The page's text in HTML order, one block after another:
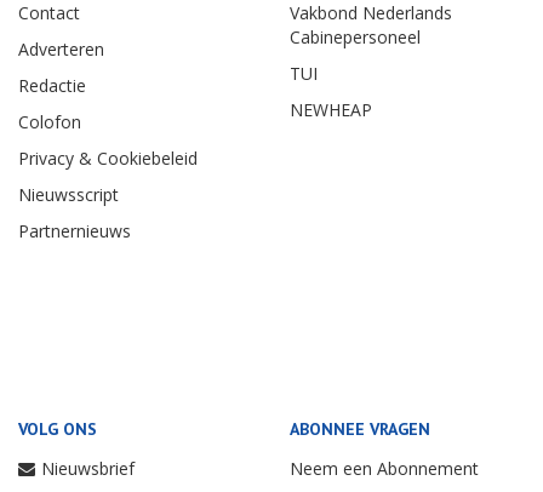
Contact
Adverteren
Redactie
Colofon
Privacy & Cookiebeleid
Nieuwsscript
Partnernieuws
Vakbond Nederlands
Cabinepersoneel
TUI
NEWHEAP
VOLG ONS
Nieuwsbrief
ABONNEE VRAGEN
Neem een Abonnement